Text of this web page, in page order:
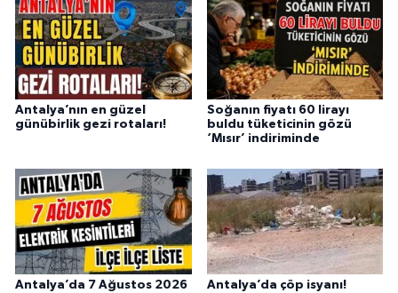
Antalya’nın en güzel
günübirlik gezi rotaları!
Soğanın fiyatı 60 lirayı
buldu tüketicinin gözü
‘Mısır’ indiriminde
Antalya’da 7 Ağustos 2026
Antalya’da çöp isyanı!